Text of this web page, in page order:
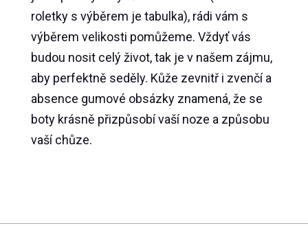
roletky s výběrem je tabulka), rádi vám s
výběrem velikosti pomůžeme. Vždyť vás
budou nosit celý život, tak je v našem zájmu,
aby perfektně seděly. Kůže zevnitř i zvenčí a
absence gumové obsázky znamená, že se
boty krásně přizpůsobí vaší noze a způsobu
vaší chůze.